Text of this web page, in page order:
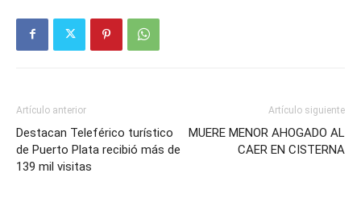
Artículo anterior
Destacan Teleférico turístico
de Puerto Plata recibió más de
139 mil visitas
Artículo siguiente
MUERE MENOR AHOGADO AL
CAER EN CISTERNA